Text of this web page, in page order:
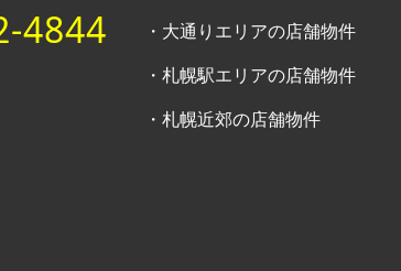
4844
・ 大通りエリアの店舗物件
・札幌駅エリアの店舗物件
・札幌近郊の店舗物件